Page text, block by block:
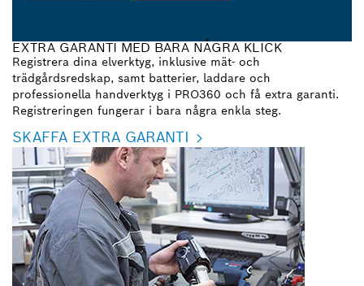
EXTRA GARANTI MED BARA NÅGRA KLICK
Registrera dina elverktyg, inklusive mät- och
trädgårdsredskap, samt batterier, laddare och
professionella handverktyg i PRO360 och få extra garanti.
Registreringen fungerar i bara några enkla steg.
SKAFFA EXTRA GARANTI